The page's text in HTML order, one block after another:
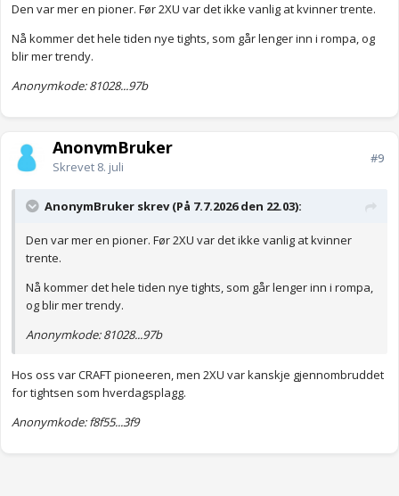
Den var mer en pioner. Før 2XU var det ikke vanlig at kvinner trente.
Nå kommer det hele tiden nye tights, som går lenger inn i rompa, og
blir mer trendy.
Anonymkode: 81028...97b
AnonymBruker
Skrevet 8. juli
#9
AnonymBruker skrev (På 7.7.2026 den 22.03):
Den var mer en pioner. Før 2XU var det ikke vanlig at kvinner
trente.
Nå kommer det hele tiden nye tights, som går lenger inn i rompa,
og blir mer trendy.
Anonymkode: 81028...97b
Hos oss var CRAFT pioneeren, men 2XU var kanskje gjennombruddet
for tightsen som hverdagsplagg.
Anonymkode: f8f55...3f9